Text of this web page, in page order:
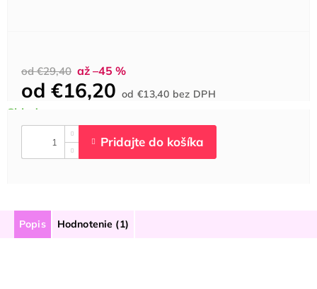
od €29,40 až –45 %
od €16,20 od€13,40 bez DPHcena:
Popis Hodnotenie (1)